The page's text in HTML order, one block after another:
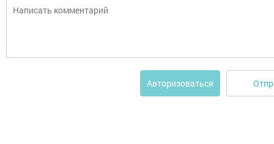
Авторизоваться